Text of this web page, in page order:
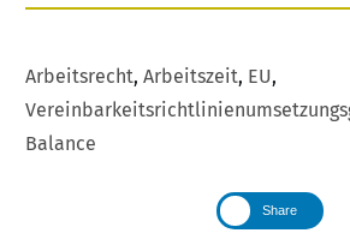
Arbeitsrecht, Arbeitszeit, EU,
Balance
Share